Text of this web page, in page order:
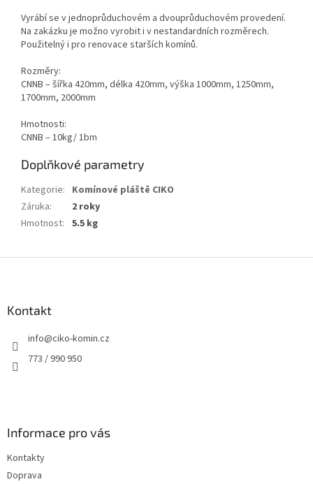
Vyrábí se v jednoprůduchovém a dvouprůduchovém provedení.
Na zakázku je možno vyrobit i v nestandardních rozměrech.
Použitelný i pro renovace starších komínů.
Rozměry:
CNNB – šířka 420mm, délka 420mm, výška 1000mm, 1250mm,
1700mm, 2000mm
Hmotnosti:
CNNB – 10kg/ 1bm
Doplňkové parametry
Kategorie: Komínové pláště CIKO
Záruka:
2 roky
Hmotnost: 5.5 kg
Kontakt
info@ciko-komin.cz
773 / 990 950
Informace pro vás
Kontakty
Doprava